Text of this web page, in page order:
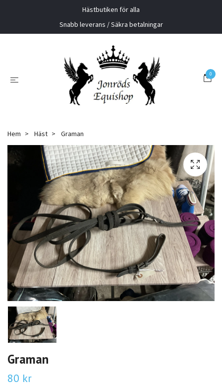
Hästbutiken för alla
Snabb leverans / Säkra betalningar
0
Hem Häst Graman
Graman
80 kr